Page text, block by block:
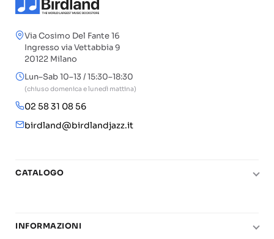
Via Cosimo Del Fante 16
Ingresso via Vettabbia 9
20122 Milano
Lun–Sab 10–13 / 15:30–18:30
(chiuso domenica e lunedì mattina)
02 58 31 08 56
birdland@birdlandjazz.it
CATALOGO
Chitarra
INFORMAZIONI